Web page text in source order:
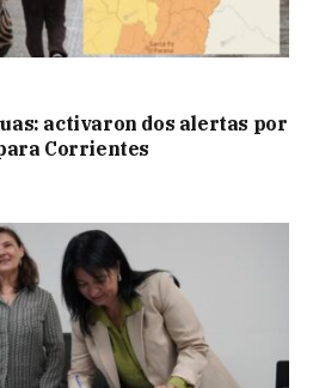
activaron dos alertas por
Corrientes